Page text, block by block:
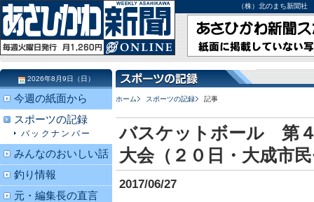
（株）北のまち新聞
ホーム スポーツの記録 記事
バスケットボール 第
大会（２０日・大成市
2017/06/27
2026年8月9日（日）
今週の紙面から
スポーツの記録
バックナンバー
みんなのおいしい話
釣り情報
元・編集長の直言